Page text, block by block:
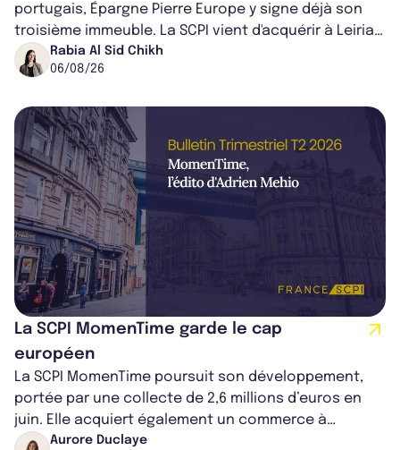
portugais, Épargne Pierre Europe y signe déjà son
troisième immeuble. La SCPI vient d'acquérir à Leiria,
dans le centre du pays, un établis...
Rabia Al Sid Chikh
06/08/26
La SCPI MomenTime garde le cap
européen
La SCPI MomenTime poursuit son développement,
portée par une collecte de 2,6 millions d’euros en
juin. Elle acquiert également un commerce à
Worcester, place une plateforme logisti...
Aurore Duclaye